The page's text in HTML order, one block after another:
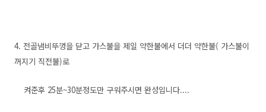
4. 전골냄비뚜껑을 닫고 가스불을 제일 약한불에서 더더 약한불( 가스불이
꺼지기 직전불)로
켜준후 25분~30분정도만 구워주시면 완성입니다....